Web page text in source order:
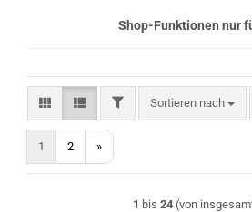
Shop-Funktionen nur
FILTERSortieren nach
Sortieren nach
1 2 »
1 bis 24 (von